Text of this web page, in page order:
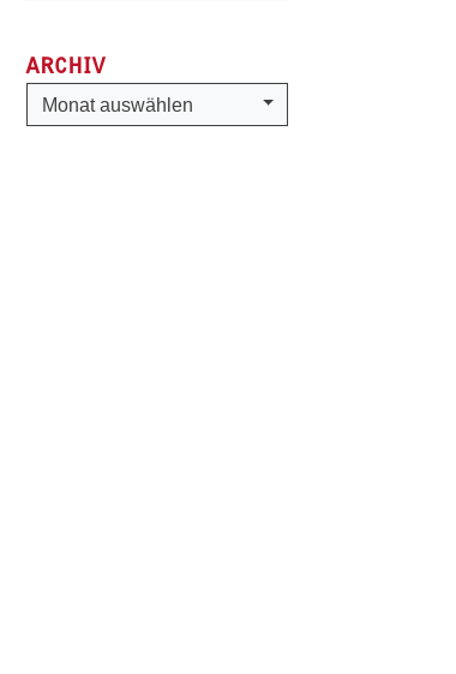
ARCHIV
Archiv
Monat auswählen